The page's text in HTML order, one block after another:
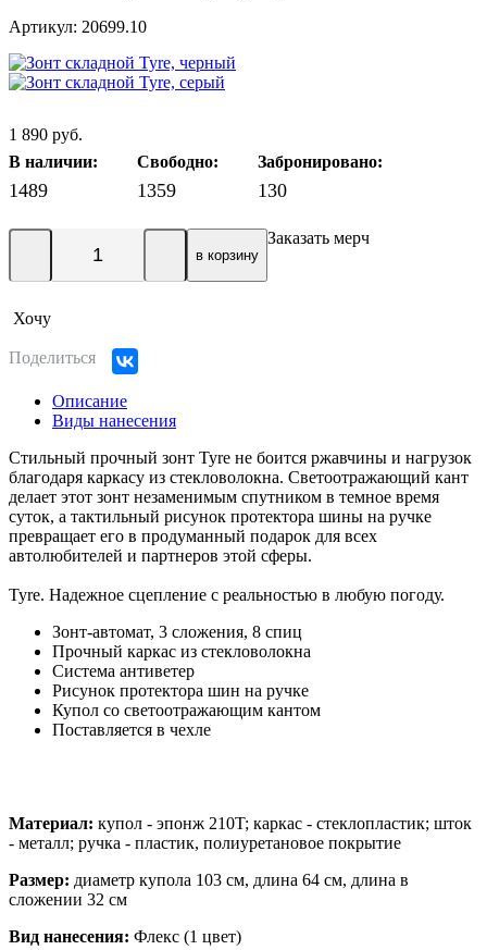
Артикул: 20699.10
1 890 руб.
В наличии:
1489
Свободно:
1359
Забронировано:
130
в корзину
Заказать мерч
Хочу
Поделиться
Описание
Виды нанесения
Стильный прочный зонт Tyre не боится ржавчины и нагрузок
благодаря каркасу из стекловолокна. Светоотражающий кант
делает этот зонт незаменимым спутником в темное время
суток, а тактильный рисунок протектора шины на ручке
превращает его в продуманный подарок для всех
автолюбителей и партнеров этой сферы.
Tyre. Надежное сцепление с реальностью в любую погоду.
Зонт-автомат, 3 сложения, 8 спиц
Прочный каркас из стекловолокна
Система антиветер
Рисунок протектора шин на ручке
Купол со светоотражающим кантом
Поставляется в чехле
Материал: купол - эпонж 210T; каркас - стеклопластик; шток
- металл; ручка - пластик, полиуретановое покрытие
Размер: диаметр купола 103 см, длина 64 см, длина в
сложении 32 см
Вид нанесения: Флекс (1 цвет)